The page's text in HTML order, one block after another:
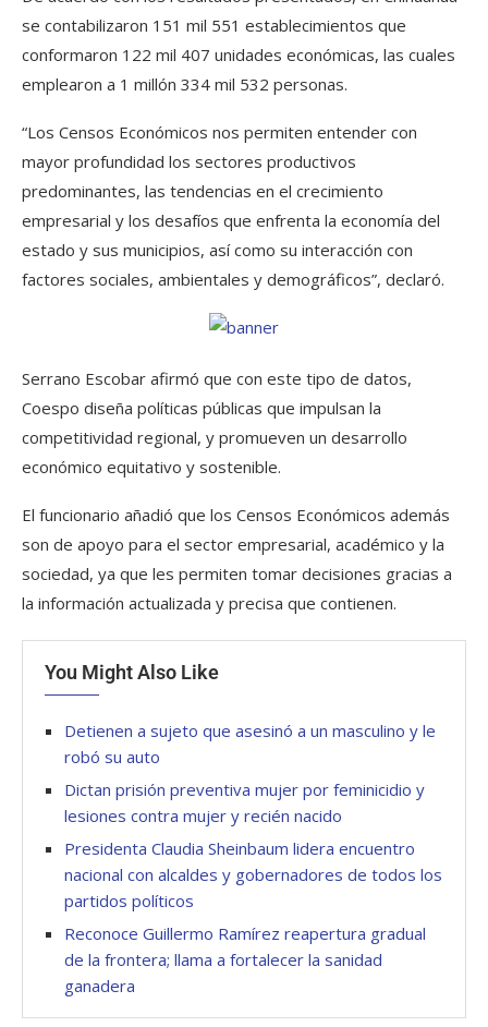
se contabilizaron 151 mil 551 establecimientos que
conformaron 122 mil 407 unidades económicas, las cuales
emplearon a 1 millón 334 mil 532 personas.
“Los Censos Económicos nos permiten entender con
mayor profundidad los sectores productivos
predominantes, las tendencias en el crecimiento
empresarial y los desafíos que enfrenta la economía del
estado y sus municipios, así como su interacción con
factores sociales, ambientales y demográficos”, declaró.
Serrano Escobar afirmó que con este tipo de datos,
Coespo diseña políticas públicas que impulsan la
competitividad regional, y promueven un desarrollo
económico equitativo y sostenible.
El funcionario añadió que los Censos Económicos además
son de apoyo para el sector empresarial, académico y la
sociedad, ya que les permiten tomar decisiones gracias a
la información actualizada y precisa que contienen.
You Might Also Like
Detienen a sujeto que asesinó a un masculino y le
robó su auto
Dictan prisión preventiva mujer por feminicidio y
lesiones contra mujer y recién nacido
Presidenta Claudia Sheinbaum lidera encuentro
nacional con alcaldes y gobernadores de todos los
partidos políticos
Reconoce Guillermo Ramírez reapertura gradual
de la frontera; llama a fortalecer la sanidad
ganadera